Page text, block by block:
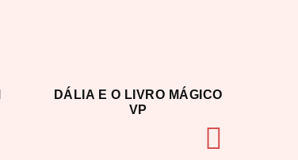
DÁLIA E O LIVRO MÁGICO
VP